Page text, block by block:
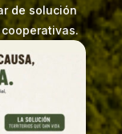
de solución